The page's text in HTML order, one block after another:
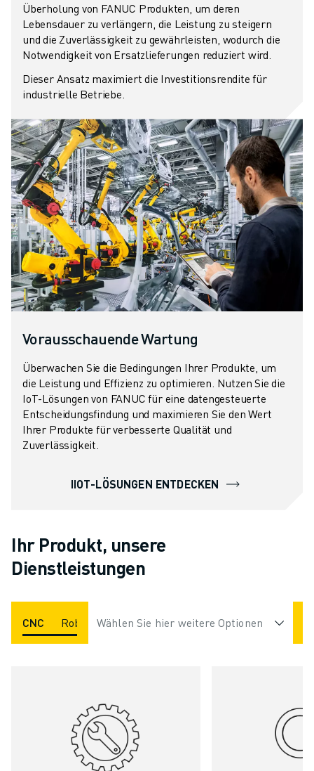
Überholung von FANUC Produkten, um deren
Lebensdauer zu verlängern, die Leistung zu steigern
und die Zuverlässigkeit zu gewährleisten, wodurch die
Notwendigkeit von Ersatzlieferungen reduziert wird.
Dieser Ansatz maximiert die Investitionsrendite für
industrielle Betriebe.
Vorausschauende Wartung
Überwachen Sie die Bedingungen Ihrer Produkte, um
die Leistung und Effizienz zu optimieren. Nutzen Sie die
IoT-Lösungen von FANUC für eine datengesteuerte
Entscheidungsfindung und maximieren Sie den Wert
Ihrer Produkte für verbesserte Qualität und
Zuverlässigkeit.
IIOT-LÖSUNGEN ENTDECKEN
Ihr Produkt, unsere
Dienstleistungen
CNC Roboter ROBOCUT ROBODRILL
Wählen Sie hier weitere Optionen